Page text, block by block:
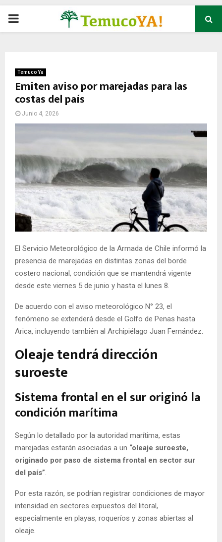
P
M
A
R
Y
M
E
N
U
Temuco Ya
Emiten aviso por marejadas para las
costas del país
Junio 4, 2026
El Servicio Meteorológico de la Armada de Chile informó la
presencia de marejadas en distintas zonas del borde
costero nacional, condición que se mantendrá vigente
desde este viernes 5 de junio y hasta el lunes 8.
De acuerdo con el aviso meteorológico N° 23, el
fenómeno se extenderá desde el Golfo de Penas hasta
Arica, incluyendo también al Archipiélago Juan Fernández.
Oleaje tendrá dirección
suroeste
Sistema frontal en el sur originó la
condición marítima
Según lo detallado por la autoridad marítima, estas
marejadas estarán asociadas a un “oleaje suroeste,
originado por paso de sistema frontal en sector sur
del país”.
Por esta razón, se podrían registrar condiciones de mayor
intensidad en sectores expuestos del litoral,
especialmente en playas, roqueríos y zonas abiertas al
oleaje.